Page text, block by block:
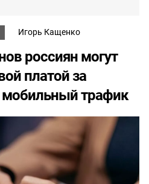
Игорь Кащенко
россиян могут
платой за
трафик